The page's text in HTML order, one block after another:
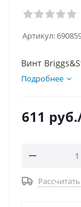
Артикул:
Винт
Подробнее
611 руб.